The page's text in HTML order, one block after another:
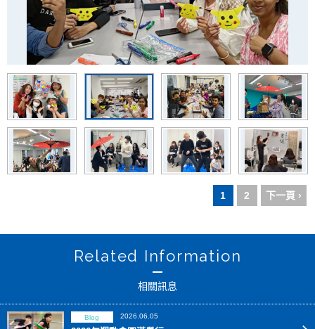
1 2 下一頁 ›
Related Information
相關訊息
Blog 2026.06.05